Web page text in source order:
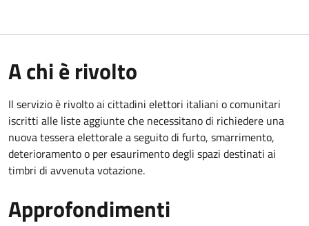
A chi è rivolto
Il servizio è rivolto ai cittadini elettori italiani o comunitari
iscritti alle liste aggiunte che necessitano di richiedere una
nuova tessera elettorale a seguito di furto, smarrimento,
deterioramento o per esaurimento degli spazi destinati ai
timbri di avvenuta votazione.
Approfondimenti